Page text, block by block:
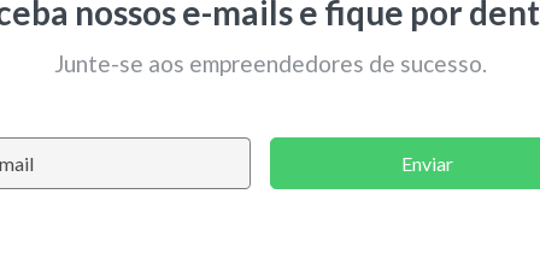
nossos e-mails e fique por
Junte-se aos empreendedores de sucesso.
Enviar